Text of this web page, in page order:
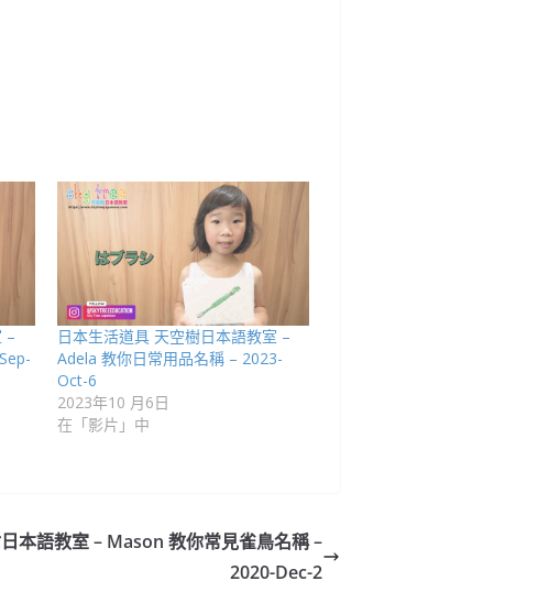
–
日本生活道具 天空樹日本語教室 –
Adela 教你日常用品名稱 – 2023-
Oct-6
2023年10 月6日
在「影片」中
本語教室 – Mason 教你常見雀鳥名稱 –
2020-Dec-2